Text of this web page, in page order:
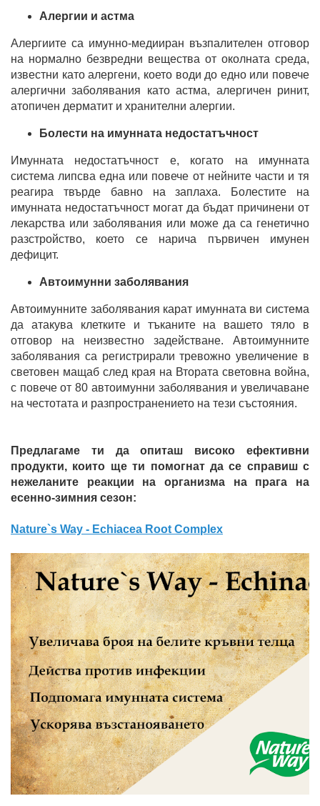
Алергии и астма
Алергиите са имунно-медииран възпалителен отговор
на нормално безвредни вещества от околната среда,
известни като алергени, което води до едно или повече
алергични заболявания като астма, алергичен ринит,
атопичен дерматит и хранителни алергии.
Болести на имунната недостатъчност
Имунната недостатъчност е, когато на имунната
система липсва една или повече от нейните части и тя
реагира твърде бавно на заплаха. Болестите на
имунната недостатъчност могат да бъдат причинени от
лекарства или заболявания или може да са генетично
разстройство, което се нарича първичен имунен
дефицит.
Автоимунни заболявания
Автоимунните заболявания карат имунната ви система
да атакува клетките и тъканите на вашето тяло в
отговор на неизвестно задействане. Автоимунните
заболявания са регистрирали тревожно увеличение в
световен мащаб след края на Втората световна война,
с повече от 80 автоимунни заболявания и увеличаване
на честотата и разпространението на тези състояния.
Предлагаме ти да опиташ високо ефективни
продукти, които ще ти помогнат да се справиш с
нежеланите реакции на организма на прага на
есенно-зимния сезон:
Nature`s Way - Echiacea Root Complex